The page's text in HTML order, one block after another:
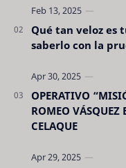
Qué tan veloz es
saberlo con la
OPERATIVO
ROMEO VÁSQUEZ
CELAQUE